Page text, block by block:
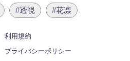
#透視 #花凛
利用規約
プライバシーポリシー